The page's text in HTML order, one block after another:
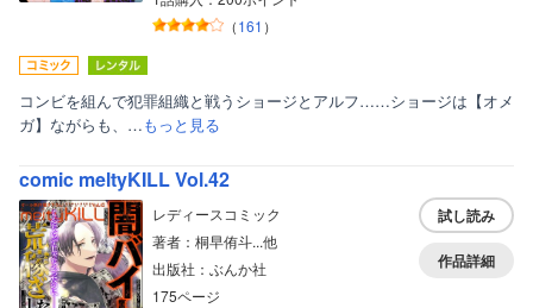
（161 ）
コンビを組んで犯罪組織と戦うショージとアルフ……ショージは【オメ
ガ】ながらも、…もっと見る
comic meltyKILL Vol.42
レディースコミック
著者：桐早侑斗...他
出版社：ぶんか社
175ページ
試し読み
作品詳細